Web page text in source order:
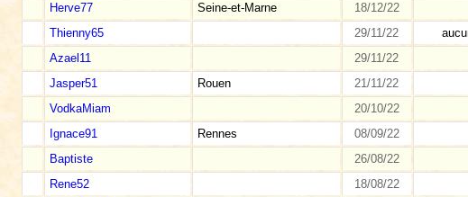
Herve77
Seine-et-Marne 18/12/22
Thienny65
29/11/22
Azael11
29/11/22
Jasper51
Rouen 21/11/22
VodkaMiam
20/10/22
Ignace91
Rennes 08/09/22
Baptiste
26/08/22
Rene52
18/08/22